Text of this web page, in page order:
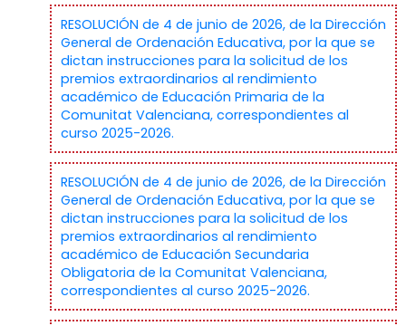
RESOLUCIÓN de 4 de junio de 2026, de la Dirección
General de Ordenación Educativa, por la que se
dictan instrucciones para la solicitud de los
premios extraordinarios al rendimiento
académico de Educación Primaria de la
Comunitat Valenciana, correspondientes al
curso 2025-2026.
RESOLUCIÓN de 4 de junio de 2026, de la Dirección
General de Ordenación Educativa, por la que se
dictan instrucciones para la solicitud de los
premios extraordinarios al rendimiento
académico de Educación Secundaria
Obligatoria de la Comunitat Valenciana,
correspondientes al curso 2025-2026.